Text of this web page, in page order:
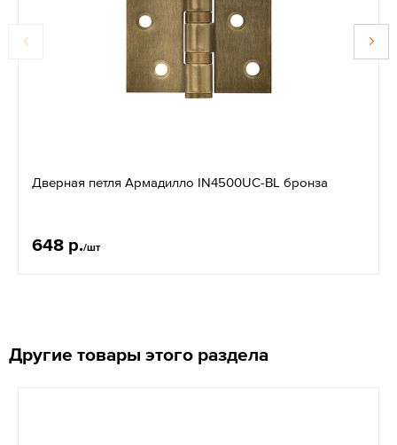
Дверная петля Армадилло IN4500UC-BL бронза
648 р./шт
Другие товары этого раздела